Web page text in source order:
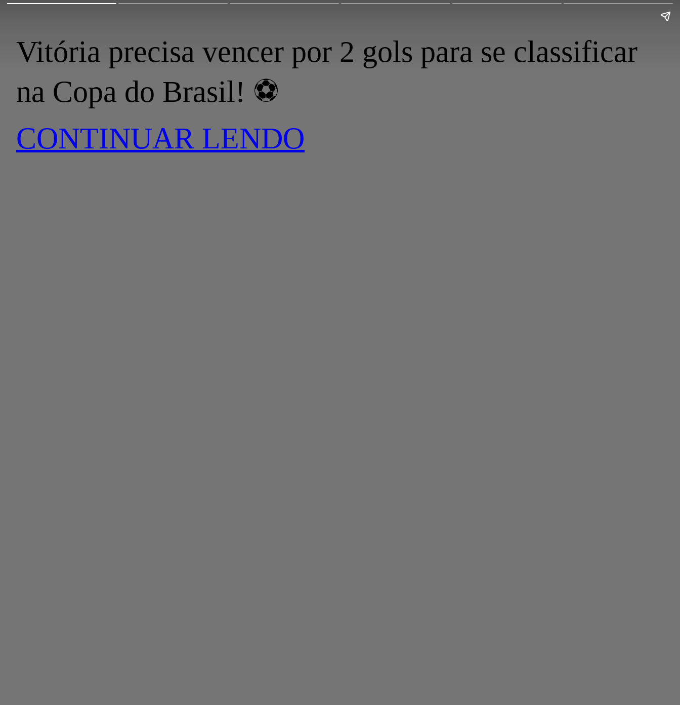
Vitória precisa vencer por 2 gols para se classificar
na Copa do Brasil! ⚽
CONTINUAR LENDO